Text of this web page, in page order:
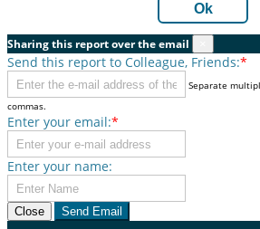
Ok
Sharing this report over the email
Send this report to Colleague, Friends:*
Separate
commas.
Enter your email:*
Enter your name:
Close Send Email